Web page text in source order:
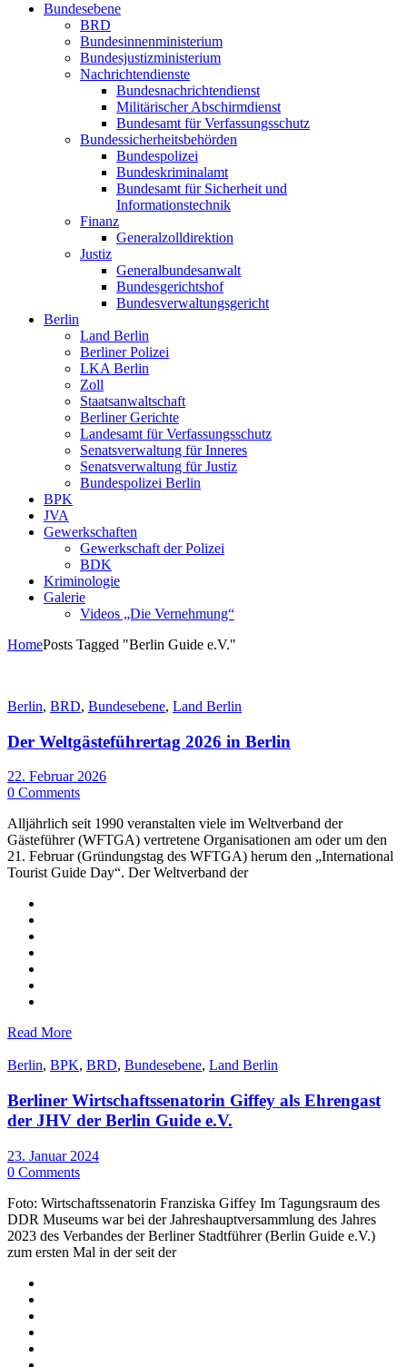
Bundesebene
BRD
Bundesinnenministerium
Bundesjustizministerium
Nachrichtendienste
Bundesnachrichtendienst
Militärischer Abschirmdienst
Bundesamt für Verfassungsschutz
Bundessicherheitsbehörden
Bundespolizei
Bundeskriminalamt
Bundesamt für Sicherheit und
Informationstechnik
Finanz
Generalzolldirektion
Justiz
Generalbundesanwalt
Bundesgerichtshof
Bundesverwaltungsgericht
Berlin
Land Berlin
Berliner Polizei
LKA Berlin
Zoll
Staatsanwaltschaft
Berliner Gerichte
Landesamt für Verfassungsschutz
Senatsverwaltung für Inneres
Senatsverwaltung für Justiz
Bundespolizei Berlin
BPK
JVA
Gewerkschaften
Gewerkschaft der Polizei
BDK
Kriminologie
Galerie
Videos „Die Vernehmung“
HomePosts Tagged "Berlin Guide e.V."
Berlin, BRD, Bundesebene, Land Berlin
Der Weltgästeführertag 2026 in Berlin
22. Februar 2026
0 Comments
Alljährlich seit 1990 veranstalten viele im Weltverband der
Gästeführer (WFTGA) vertretene Organisationen am oder um den
21. Februar (Gründungstag des WFTGA) herum den „International
Tourist Guide Day“. Der Weltverband der
Read More
Berlin, BPK, BRD, Bundesebene, Land Berlin
Berliner Wirtschaftssenatorin Giffey als Ehrengast
der JHV der Berlin Guide e.V.
23. Januar 2024
0 Comments
Foto: Wirtschaftssenatorin Franziska Giffey Im Tagungsraum des
DDR Museums war bei der Jahreshauptversammlung des Jahres
2023 des Verbandes der Berliner Stadtführer (Berlin Guide e.V.)
zum ersten Mal in der seit der